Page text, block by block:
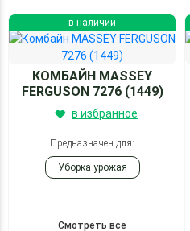
в наличии
КОМБАЙН MASSEY
FERGUSON 7276 (1449)
в избранное
Предназначен для:
Уборка урожая
Смотреть все